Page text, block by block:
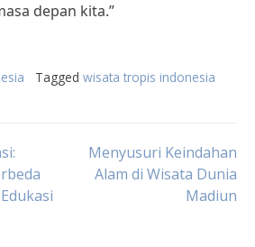
depan kita.”
Tagged wisata tropis indonesia
Menyusuri Keindahan
Alam di Wisata Dunia
Madiun